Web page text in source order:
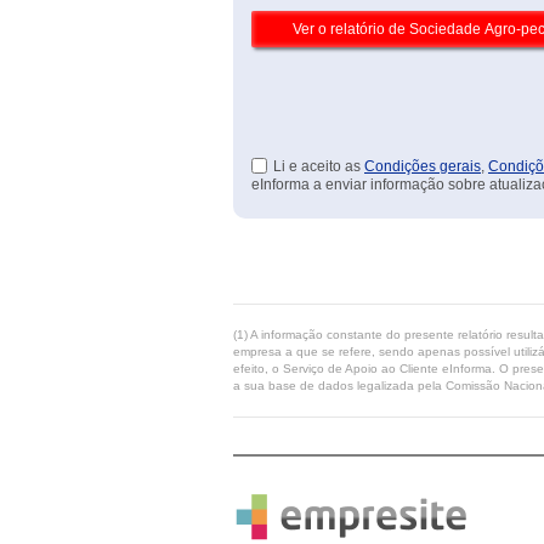
Li e aceito as Condições gerais,
eInforma a enviar informação sobre
(1) A informação constante do presente relatório
empresa a que se refere, sendo apenas possível
efeito, o Serviço de Apoio ao Cliente eInforma. O
a sua base de dados legalizada pela Comissão